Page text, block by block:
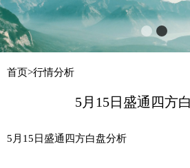
首页>行情分析
5月15日盛通四方
5月15日盛通四方白盘分析